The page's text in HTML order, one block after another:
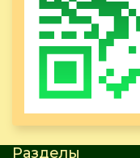
Разделы